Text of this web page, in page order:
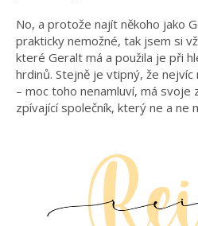
No, a protože najít někoho jako
prakticky nemožné, tak jsem si
které Geralt má a použila je při
hrdinů. Stejně je vtipný, že nejvíc
– moc toho nenamluví, má svoje
zpívající společník, který ne a ne